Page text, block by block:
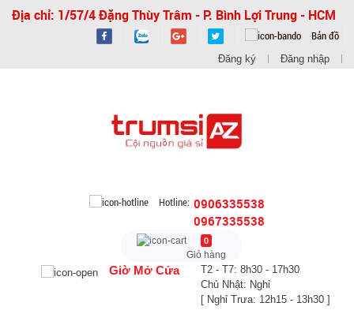
Địa chỉ: 1/57/4 Đặng Thùy Trâm - P. Bình Lợi Trung - HCM
Bản đồ
Đăng ký Đăng nhập
Hotline: 0906335538
0967335538
0
Giỏ hàng
Giờ Mở Cửa
T2 - T7: 8h30 - 17h30
Chủ Nhật: Nghỉ
[ Nghỉ Trưa: 12h15 - 13h30 ]